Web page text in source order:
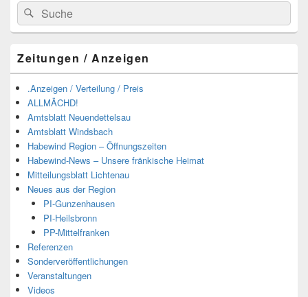
Suchen
nach:
Suchen
Zeitungen / Anzeigen
.Anzeigen / Verteilung / Preis
ALLMÄCHD!
Amtsblatt Neuendettelsau
Amtsblatt Windsbach
Habewind Region – Öffnungszeiten
Habewind-News – Unsere fränkische Heimat
Mitteilungsblatt Lichtenau
Neues aus der Region
PI-Gunzenhausen
PI-Heilsbronn
PP-Mittelfranken
Referenzen
Sonderveröffentlichungen
Veranstaltungen
Videos